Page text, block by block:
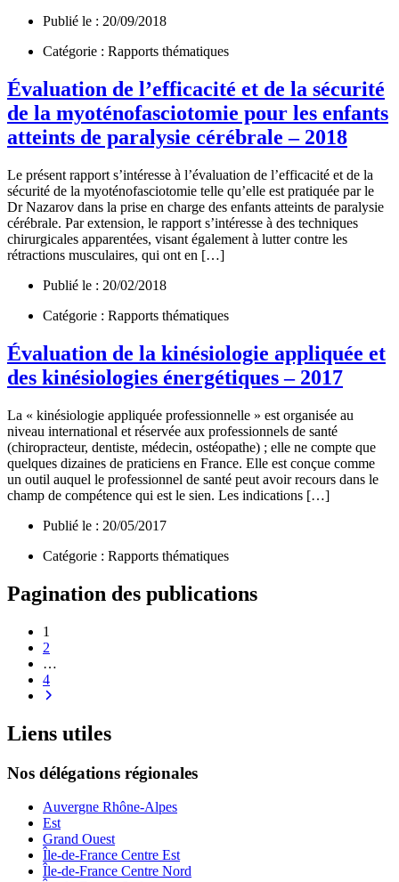
Publié le : 20/09/2018
Catégorie : Rapports thématiques
Évaluation de l’efficacité et de la sécurité
de la myoténofasciotomie pour les enfants
atteints de paralysie cérébrale – 2018
Le présent rapport s’intéresse à l’évaluation de l’efficacité et de la
sécurité de la myoténofasciotomie telle qu’elle est pratiquée par le
Dr Nazarov dans la prise en charge des enfants atteints de paralysie
cérébrale. Par extension, le rapport s’intéresse à des techniques
chirurgicales apparentées, visant également à lutter contre les
rétractions musculaires, qui ont en […]
Publié le : 20/02/2018
Catégorie : Rapports thématiques
Évaluation de la kinésiologie appliquée et
des kinésiologies énergétiques – 2017
La « kinésiologie appliquée professionnelle » est organisée au
niveau international et réservée aux professionnels de santé
(chiropracteur, dentiste, médecin, ostéopathe) ; elle ne compte que
quelques dizaines de praticiens en France. Elle est conçue comme
un outil auquel le professionnel de santé peut avoir recours dans le
champ de compétence qui est le sien. Les indications […]
Publié le : 20/05/2017
Catégorie : Rapports thématiques
Pagination des publications
1
2
…
4
Liens utiles
Nos délégations régionales
Auvergne Rhône-Alpes
Est
Grand Ouest
Île-de-France Centre Est
Île-de-France Centre Nord